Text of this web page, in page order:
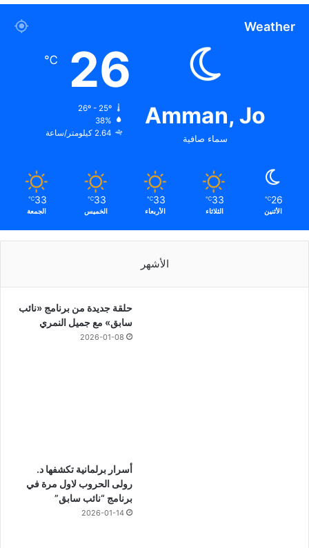
Weather
Amman, Jo
سماء صافية
26
℃
26º - 25º
38%
2.64 كيلومتر/ساعة
26
℃
الأثنين
33
℃
الثلاثاء
33
℃
الأربعاء
33
℃
الخميس
33
℃
الجمعة
الأشهر
حلقة جديدة من برنامج «نائب
سابق» مع جميل النمري
2026-01-08
أسرار برلمانية تكشفها د.
رولى الحروب لاول مرة في
برنامج “نائب سابق”
2026-01-14